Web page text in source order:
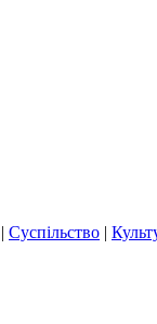
| Суспільство |